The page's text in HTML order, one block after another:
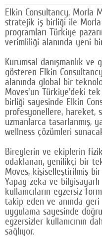
SOSYAL MEDYA
Facebook
Twitter
Google Plus
© 2026 TÜM HAKLARI SAKLIDIR
Elkin Consultancy, Morla
stratejik iş birliği ile Morla
programları Türkiye
verimliliği alanında yeni
Kurumsal danışmanlık
gösteren Elkin
alanında global bir
Moves'un Türkiye'deki
birliği sayesinde Elkin
profesyonellere, hareket,
uzmanlarca tasarlanmış,
wellness çözümleri
Bireylerin ve ekiplerin
odaklanan, yenilikçi bir
Moves, kişiselleştirilmiş
Yapay zeka ve
kullanıcıların egzersiz
takip eden ve anında
uygulama sayesinde
egzersizler kullanıcının
sağlıyor.